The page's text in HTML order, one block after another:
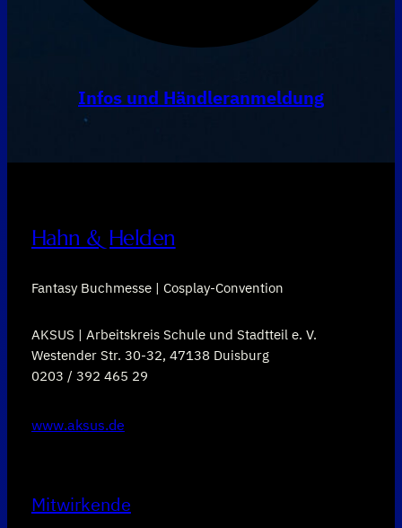
Infos und Händleranmeldung
Hahn & Helden
Fantasy Buchmesse | Cosplay-Convention
AKSUS | Arbeitskreis Schule und Stadtteil e. V.
Westender Str. 30-32, 47138 Duisburg
0203 / 392 465 29
www.aksus.de
Mitwirkende